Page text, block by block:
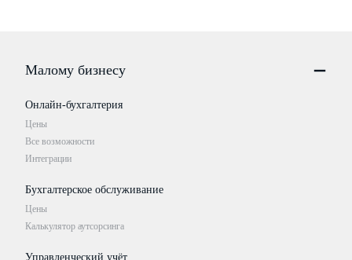
Малому бизнесу
Онлайн-бухгалтерия
Цены
Все возможности
Интеграции
Бухгалтерское обслуживание
Цены
Калькулятор аутсорсинга
Управленческий учёт